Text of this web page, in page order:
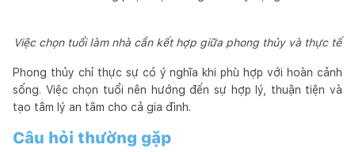
Việc chọn tuổi làm nhà cần kết hợp giữa phong thủy và thực tế
Phong thủy chỉ thực sự có ý nghĩa khi phù hợp với hoàn cảnh
sống. Việc chọn tuổi nên hướng đến sự hợp lý, thuận tiện và
tạo tâm lý an tâm cho cả gia đình.
Câu hỏi thường gặp